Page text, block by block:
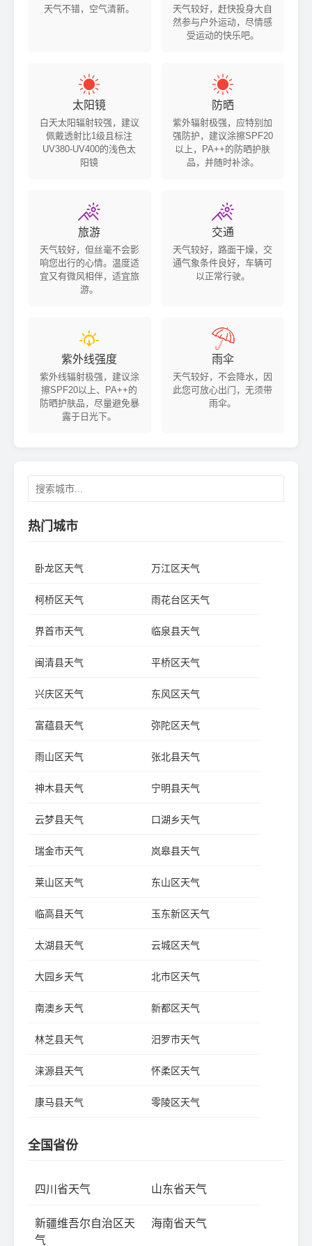
天气不错，空气清新。
天气较好，赶快投身大自
然参与户外运动，尽情感
受运动的快乐吧。

太阳镜
白天太阳辐射较强，建议
佩戴透射比1级且标注
UV380-UV400的浅色太
阳镜

防晒
紫外辐射极强，应特别加
强防护，建议涂擦SPF20
以上，PA++的防晒护肤
品，并随时补涂。

旅游
天气较好，但丝毫不会影
响您出行的心情。温度适
宜又有微风相伴，适宜旅
游。

交通
天气较好，路面干燥，交
通气象条件良好，车辆可
以正常行驶。

紫外线强度
紫外线辐射极强，建议涂
擦SPF20以上、PA++的
防晒护肤品，尽量避免暴
露于日光下。

雨伞
天气较好，不会降水，因
此您可放心出门，无须带
雨伞。
热门城市
卧龙区天气 万江区天气
柯桥区天气 雨花台区天气
界首市天气 临泉县天气
闽清县天气 平桥区天气
兴庆区天气 东风区天气
富蕴县天气 弥陀区天气
雨山区天气 张北县天气
神木县天气 宁明县天气
云梦县天气 口湖乡天气
瑞金市天气 岚皋县天气
莱山区天气 东山区天气
临高县天气 玉东新区天气
太湖县天气 云城区天气
大园乡天气 北市区天气
南澳乡天气 新都区天气
林芝县天气 汨罗市天气
涞源县天气 怀柔区天气
康马县天气 零陵区天气
全国省份
四川省天气 山东省天气
新疆维吾尔自治区天
气
海南省天气